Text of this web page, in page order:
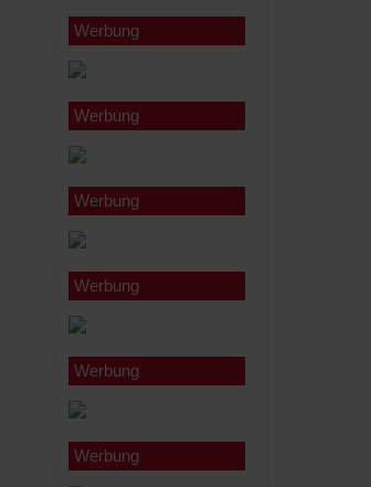
Werbung
Werbung
Werbung
Werbung
Werbung
Werbung